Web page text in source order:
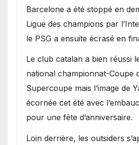
Barcelone a été stoppé en
Ligue des champions par
le PSG a ensuite écrasé en
Le club catalan a bien réussi
national championnat-Coupe
Supercoupe mais l’image de
écornée cet été avec
pour une fête d’anniversaire.
Loin derrière, les outsiders